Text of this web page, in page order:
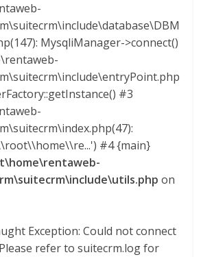
MysqliManager->connect()
#3
#4 {main}
on
Exception: Could not connect
refer to suitecrm.log for